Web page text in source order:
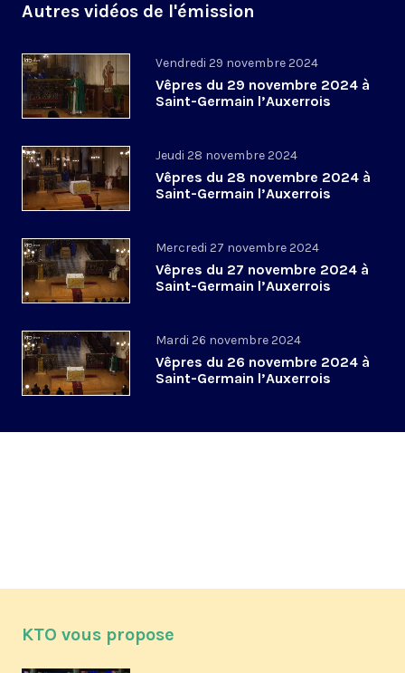
Autres vidéos de l'émission
Vendredi 29 novembre 2024
Vêpres du 29 novembre 2024 à
Saint-Germain l’Auxerrois
Jeudi 28 novembre 2024
Vêpres du 28 novembre 2024 à
Saint-Germain l’Auxerrois
Mercredi 27 novembre 2024
Vêpres du 27 novembre 2024 à
Saint-Germain l’Auxerrois
Mardi 26 novembre 2024
Vêpres du 26 novembre 2024 à
Saint-Germain l’Auxerrois
KTO vous propose